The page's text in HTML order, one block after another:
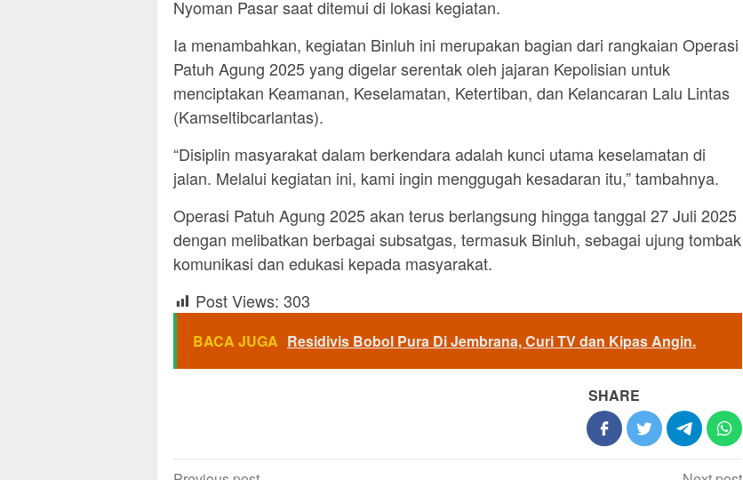
Nyoman Pasar saat ditemui di lokasi kegiatan.
Ia menambahkan, kegiatan Binluh ini merupakan bagian dari rangkaian Operasi
Patuh Agung 2025 yang digelar serentak oleh jajaran Kepolisian untuk
menciptakan Keamanan, Keselamatan, Ketertiban, dan Kelancaran Lalu Lintas
(Kamseltibcarlantas).
“Disiplin masyarakat dalam berkendara adalah kunci utama keselamatan di
jalan. Melalui kegiatan ini, kami ingin menggugah kesadaran itu,” tambahnya.
Operasi Patuh Agung 2025 akan terus berlangsung hingga tanggal 27 Juli 2025
dengan melibatkan berbagai subsatgas, termasuk Binluh, sebagai ujung tombak
komunikasi dan edukasi kepada masyarakat.
Post Views: 303
BACA JUGA Residivis Bobol Pura Di Jembrana, Curi TV dan Kipas Angin.
SHARE